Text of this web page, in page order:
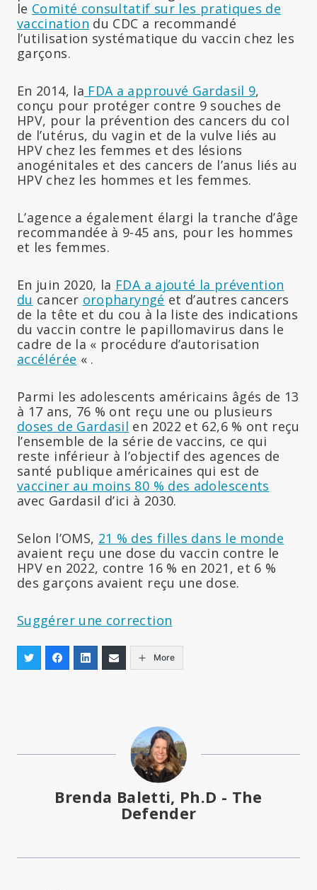
le Comité consultatif sur les pratiques de
vaccination du CDC a recommandé
l’utilisation systématique du vaccin chez les
garçons.
En 2014, la FDA a approuvé Gardasil 9,
conçu pour protéger contre 9 souches de
HPV, pour la prévention des cancers du col
de l’utérus, du vagin et de la vulve liés au
HPV chez les femmes et des lésions
anogénitales et des cancers de l’anus liés au
HPV chez les hommes et les femmes.
L’agence a également élargi la tranche d’âge
recommandée à 9-45 ans, pour les hommes
et les femmes.
En juin 2020, la FDA a ajouté la prévention
du cancer oropharyngé et d’autres cancers
de la tête et du cou à la liste des indications
du vaccin contre le papillomavirus dans le
cadre de la « procédure d’autorisation
accélérée « .
Parmi les adolescents américains âgés de 13
à 17 ans, 76 % ont reçu une ou plusieurs
doses de Gardasil en 2022 et 62,6 % ont reçu
l’ensemble de la série de vaccins, ce qui
reste inférieur à l’objectif des agences de
santé publique américaines qui est de
vacciner au moins 80 % des adolescents
avec Gardasil d’ici à 2030.
Selon l’OMS, 21 % des filles dans le monde
avaient reçu une dose du vaccin contre le
HPV en 2022, contre 16 % en 2021, et 6 %
des garçons avaient reçu une dose.
Suggérer une correction
More
Brenda Baletti, Ph.D - The
Defender